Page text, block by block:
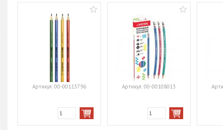
Артикул: 00-00113796 Артикул: 00-00108013